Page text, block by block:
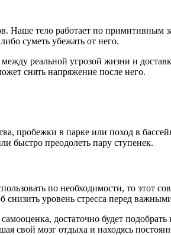
Наше тело работает по
суметь убежать от него.
реальной угрозой жизни и
снять напряжение после него.
пробежки в парке или поход в
быстро преодолеть пару ступенек.
по необходимости, то этот
уровень стресса перед
достаточно будет
свой мозг отдыха и находясь